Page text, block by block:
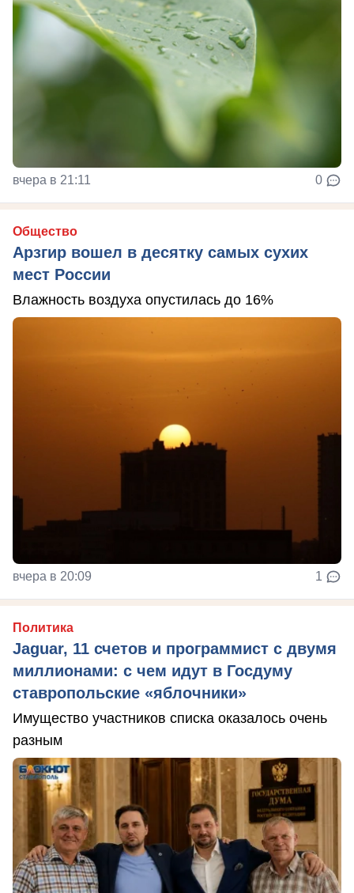
вчера в 21:11 0
Общество
Арзгир вошел в десятку самых сухих
мест России
Влажность воздуха опустилась до 16%
вчера в 20:09 1
Политика
Jaguar, 11 счетов и программист с двумя
миллионами: с чем идут в Госдуму
ставропольские «яблочники»
Имущество участников списка оказалось очень
разным